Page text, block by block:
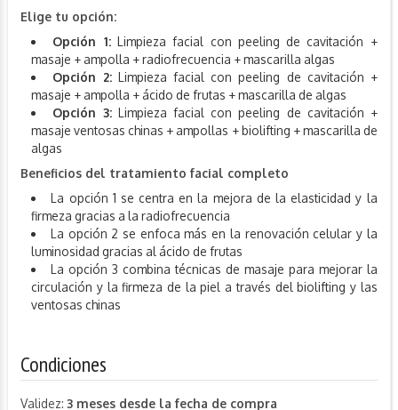
Elige tu opción:
Opción 1:Limpieza facial con peeling de cavitación +
masaje + ampolla + radiofrecuencia + mascarilla algas
Opción 2: Limpieza facial con peeling de cavitación +
masaje + ampolla + ácido de frutas + mascarilla de algas
Opción 3: Limpieza facial con peeling de cavitación +
masaje ventosas chinas + ampollas + biolifting + mascarilla de
algas
Beneficios del tratamiento facial completo
La opción 1 se centra en la mejora de la elasticidad y la
firmeza gracias a la radiofrecuencia
La opción 2 se enfoca más en la renovación celular y la
luminosidad gracias al ácido de frutas
La opción 3 combina técnicas de masaje para mejorar la
circulación y la firmeza de la piel a través del biolifting y las
ventosas chinas
Condiciones
Validez:3 meses desde la fecha de compra